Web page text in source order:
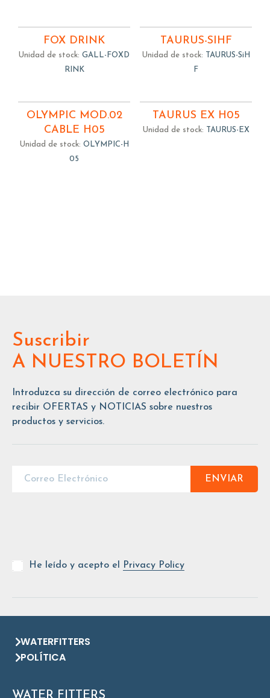
FOX DRINK
Unidad de stock: GALL-FOXD
RINK
TAURUS-SIHF
Unidad de stock:
TAURUS-SiH
F
OLYMPIC MOD.02
CABLE H05
Unidad de stock: OLYMPIC-H
05
TAURUS EX H05
Unidad de stock: TAURUS-EX
Suscribir
A NUESTRO BOLETÍN
Introduzca su dirección de correo electrónico para
recibir OFERTAS y NOTICIAS sobre nuestros
productos y servicios.
ENVIAR
He leído y acepto el Privacy Policy
WATERFITTERS
POLÍTICA
WATER FITTERS